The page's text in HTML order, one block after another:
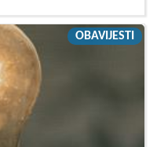
OBAVIJESTI